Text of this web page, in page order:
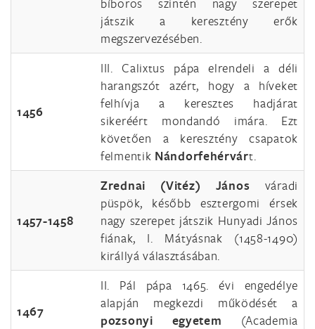
játszik a keresztény erők
megszervezésében.
1456
III. Calixtus pápa elrendeli a déli
harangszót azért, hogy a híveket
felhívja a keresztes hadjárat
sikeréért mondandó imára. Ezt
követően a keresztény csapatok
felmentik Nándorfehérvárt.
1457-1458
Zrednai (Vitéz) János váradi
püspök, később esztergomi érsek
nagy szerepet játszik Hunyadi János
fiának, I. Mátyásnak (1458-1490)
királlyá választásában.
1467
II. Pál pápa 1465. évi engedélye
alapján megkezdi működését a
pozsonyi egyetem (Academia